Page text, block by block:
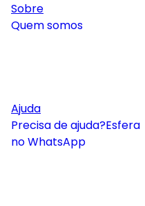
Sobre
Quem somos
Ajuda
Precisa de ajuda?Esfera
no WhatsApp